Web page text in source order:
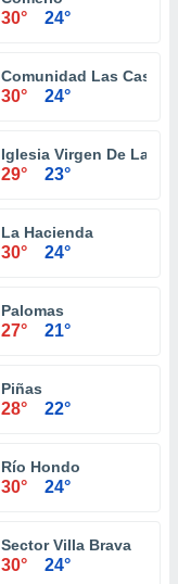
30° 24°
Comunidad Las Casitas
30° 24°
Iglesia Virgen De La
29° 23°
La Hacienda
30° 24°
Palomas
27° 21°
Piñas
28° 22°
Río Hondo
30° 24°
Sector Villa Brava
30° 24°